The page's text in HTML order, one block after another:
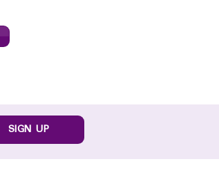
SIGN UP